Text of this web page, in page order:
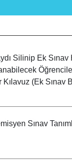
Silinip Ek Sınav
Kılavuz (Ek Sınav
Sınav